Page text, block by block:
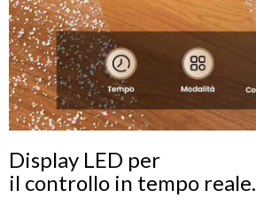
Display LED per
il controllo in tempo reale.